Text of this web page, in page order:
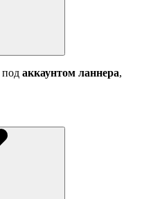
под аккаунтом ланнера,